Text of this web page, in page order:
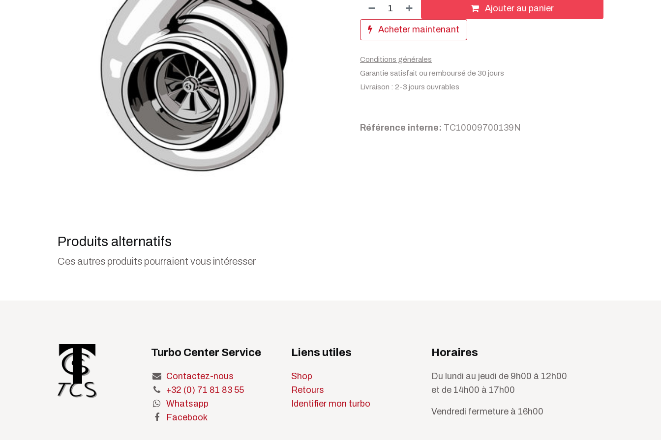
Ajouter au panier
Acheter maintenant
Conditions générales
Garantie satisfait ou remboursé de 30 jours
Livraison : 2-3 jours ouvrables
Référence interne: TC10009700139N
Produits alternatifs
Ces autres produits pourraient vous intéresser
Turbo Center Service
Contactez-nous
+32 (0) 71 81 83 55
Whatsapp
Facebook
Liens utiles
Shop
Retours
Identifier mon turbo
Horaires
Du lundi au jeudi de 9h00 à 12h00
et de 14h00 à 17h00
Vendredi fermeture à 16h00